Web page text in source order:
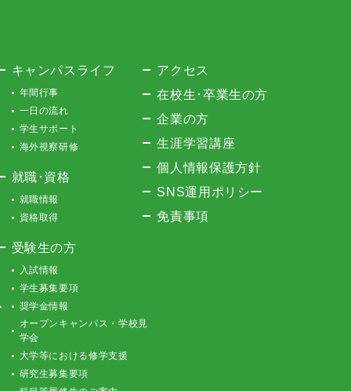
キャンパスライフ
年間行事
一日の流れ
学生サポート
海外視察研修
就職･資格
就職情報
資格取得
受験生の方
入試情報
学生募集要項
奨学金情報
オープンキャンパス・学校見
学会
大学等における修学支援
研究生募集要項
アクセス
在校生･卒業生の方
企業の方
生涯学習講座
個人情報保護方針
SNS運用ポリシー
免責事項